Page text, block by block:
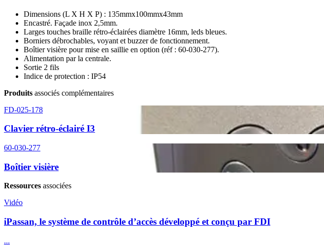
Dimensions (L X H X P) : 135mmx100mmx43mm
Encastré. Façade inox 2,5mm.
Larges touches braille rétro-éclairées diamètre 16mm, leds bleues.
Borniers débrochables, voyant et buzzer de fonctionnement.
Boîtier visière pour mise en saillie en option (réf : 60-030-277).
Alimentation par la centrale.
Sortie 2 fils
Indice de protection : IP54
Produits associés complémentaires
FD-025-178
Clavier rétro-éclairé I3
60-030-277
Boîtier visière
Ressources associées
Vidéo
iPassan, le système de contrôle d’accès développé et conçu par FDI
...